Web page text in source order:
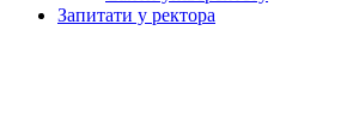
Запитати у ректора